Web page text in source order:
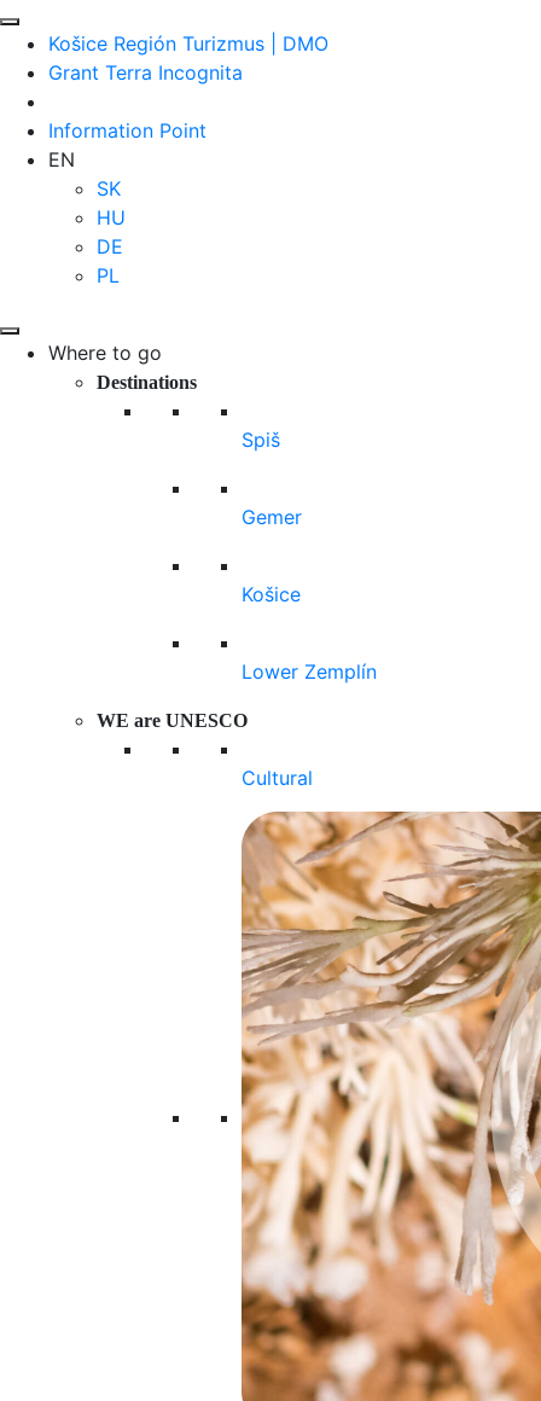
Košice Región Turizmus | DMO
Grant Terra Incognita
Information Point
EN
SK
HU
DE
PL
Where to go
Destinations
Spiš
Gemer
Košice
Lower Zemplín
WE are UNESCO
Cultural